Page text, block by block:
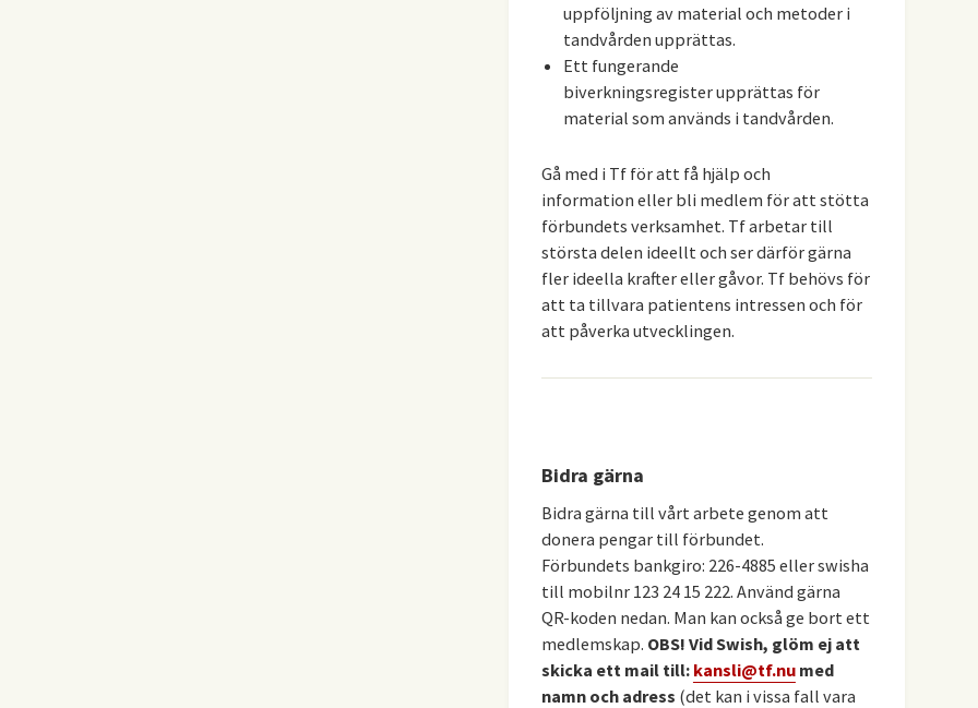
uppföljning av material och metoder i
tandvården upprättas.
Ett fungerande
biverkningsregister upprättas för
material som används i tandvården.
Gå med i Tf för att få hjälp och
information eller bli medlem för att stötta
förbundets verksamhet. Tf arbetar till
största delen ideellt och ser därför gärna
fler ideella krafter eller gåvor. Tf behövs för
att ta tillvara patientens intressen och för
att påverka utvecklingen.
Bidra gärna
Bidra gärna till vårt arbete genom att
donera pengar till förbundet.
Förbundets bankgiro: 226-4885 eller swisha
till mobilnr 123 24 15 222. Använd gärna
QR-koden nedan. Man kan också ge bort ett
medlemskap. OBS! Vid Swish, glöm ej att
skicka ett mail till: kansli@tf.numed
namn och adress (det kan i vissa fall vara